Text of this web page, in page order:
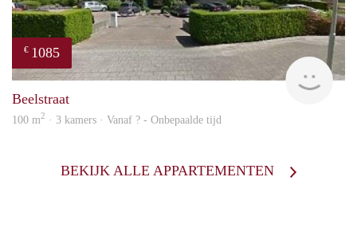
€ 1085
rent
Beelstraat
100 m2 · 3 kamers · Vanaf ? - Onbepaalde tijd
BEKIJK ALLE APPARTEMENTEN